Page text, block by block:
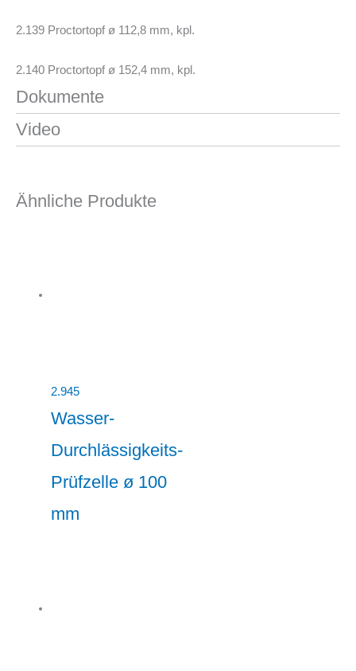
2.139 Proctortopf ø 112,8 mm, kpl.
2.140 Proctortopf ø 152,4 mm, kpl.
Dokumente
Video
Ähnliche Produkte
2.945
Wasser-
Durchlässigkeits-
Prüfzelle ø 100
mm